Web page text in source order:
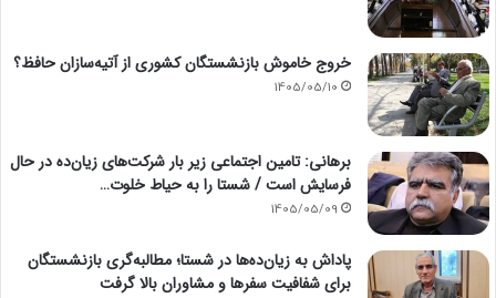
خروج خاموش بازنشستگان کشوری از آتیه‌سازان حافظ؟
1405/05/10
برهانی: تامین اجتماعی زیر بار شرکت‌های زیان‌ده در حال
فرسایش است / شستا را به حیاط خلوت…
1405/05/09
پاداش به زیان‌ده‌ها در شستا؛ مطالبه‌گری بازنشستگان
برای شفافیت سفرها و مشاوران بالا گرفت